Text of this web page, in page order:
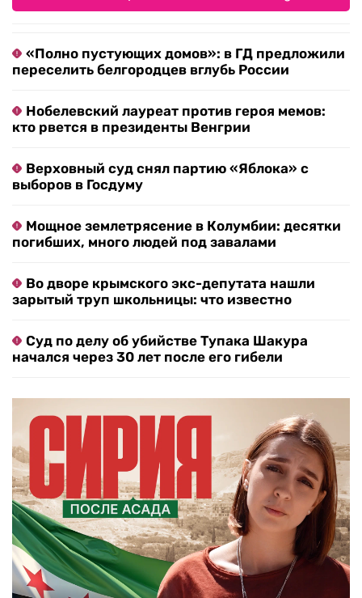
«Полно пустующих домов»: в ГД предложили
переселить белгородцев вглубь России
Нобелевский лауреат против героя мемов:
кто рвется в президенты Венгрии
Верховный суд снял партию «Яблока» с
выборов в Госдуму
Мощное землетрясение в Колумбии: десятки
погибших, много людей под завалами
Во дворе крымского экс-депутата нашли
зарытый труп школьницы: что известно
Суд по делу об убийстве Тупака Шакура
начался через 30 лет после его гибели